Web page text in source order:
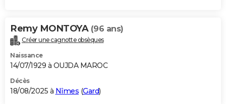
Remy MONTOYA (96 ans)
Créer une cagnotte obsèques
Naissance
14/07/1929 à OUJDA MAROC
Décès
18/08/2025 à Nîmes (Gard)